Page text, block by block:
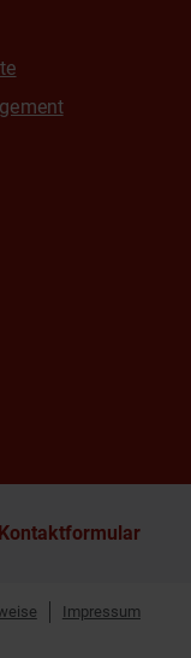
Kontaktformular
Impressum